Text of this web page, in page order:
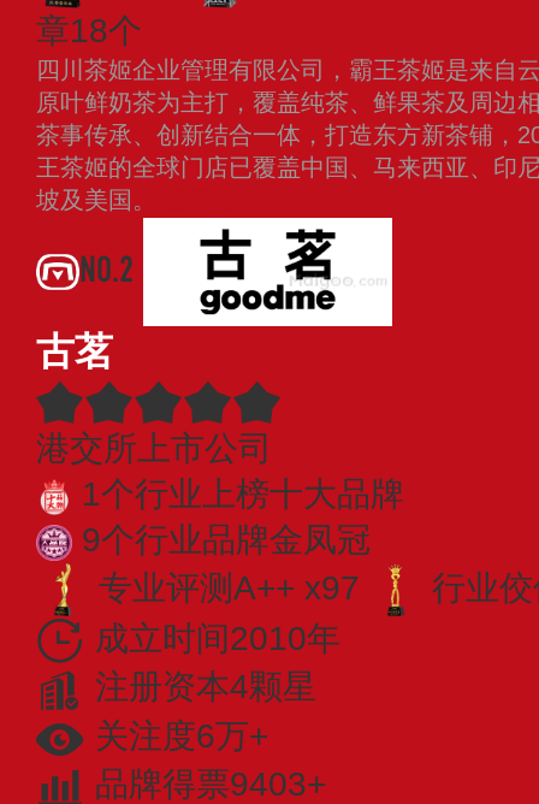
章18个
四川茶姬企业管理有限公司，霸王茶姬是来自
原叶鲜奶茶为主打，覆盖纯茶、鲜果茶及周边
茶事传承、创新结合一体，打造东方新茶铺，
王茶姬的全球门店已覆盖中国、马来西亚、印
坡及美国。
NO.2
古茗
港交所上市公司
1个行业上榜十大品牌
9个行业品牌金凤冠
专业​评测A++ x97
行业
成立时间2010年
注册资本4颗星
关注度6万+
品牌得票9403+